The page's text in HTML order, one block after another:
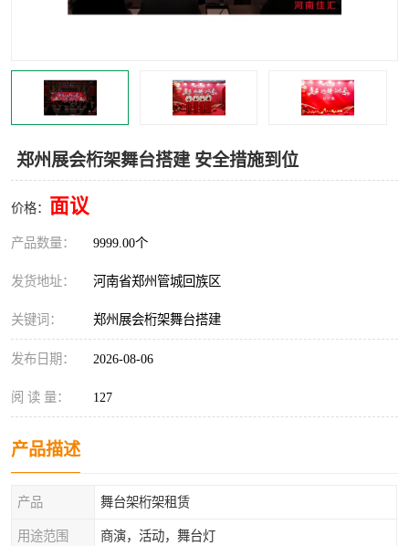
郑州展会桁架舞台搭建 安全措施到位
价格： 面议
产品数量： 9999.00个
发货地址： 河南省郑州管城回族区
关键词： 郑州展会桁架舞台搭建
发布日期： 2026-08-06
阅 读 量： 127
产品描述
产品 舞台架桁架租赁
用途范围 商演，活动，舞台灯
灯光音响租赁 空飘出租